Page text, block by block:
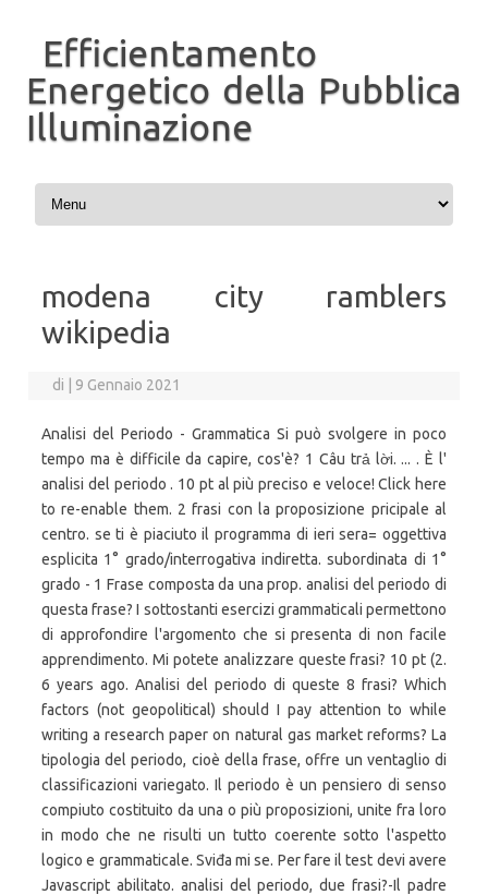
Efficientamento
Energetico della Pubblica
Illuminazione
Vai al contenuto
modena city ramblers
wikipedia
di 9 Gennaio 2021
Analisi del Periodo - Grammatica Si può svolgere in poco
tempo ma è difficile da capire, cos'è? 1 Câu trả lời. ... . È l'
analisi del periodo . 10 pt al più preciso e veloce! Click here
to re-enable them. 2 frasi con la proposizione pricipale al
centro. se ti è piaciuto il programma di ieri sera= oggettiva
esplicita 1° grado/interrogativa indiretta. subordinata di 1°
grado - 1 Frase composta da una prop. analisi del periodo di
questa frase? I sottostanti esercizi grammaticali permettono
di approfondire l'argomento che si presenta di non facile
apprendimento. Mi potete analizzare queste frasi? 10 pt (2.
6 years ago. Analisi del periodo di queste 8 frasi? Which
factors (not geopolitical) should I pay attention to while
writing a research paper on natural gas market reforms? La
tipologia del periodo, cioè della frase, offre un ventaglio di
classificazioni variegato. Il periodo è un pensiero di senso
compiuto costituito da una o più proposizioni, unite fra loro
in modo che ne risulti un tutto coerente sotto l'aspetto
logico e grammaticale. Sviđa mi se. Per fare il test devi avere
Javascript abilitato. analisi del periodo, due frasi?-Il padre